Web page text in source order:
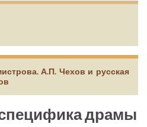
А.П. Чехов и русская
драмы